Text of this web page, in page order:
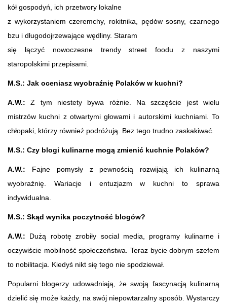
kół gospodyń, ich przetwory lokalne
z wykorzystaniem czeremchy, rokitnika, pędów sosny, czarnego
bzu i długodojrzewające wędliny. Staram
się łączyć nowoczesne trendy street foodu z naszymi
staropolskimi przepisami.
M.S.: Jak oceniasz wyobraźnię Polaków w kuchni?
A.W.: Z tym niestety bywa różnie. Na szczęście jest wielu
mistrzów kuchni z otwartymi głowami i autorskimi kuchniami. To
chłopaki, którzy również podróżują. Bez tego trudno zaskakiwać.
M.S.: Czy blogi kulinarne mogą zmienić kuchnie Polaków?
A.W.: Fajne pomysły z pewnością rozwijają ich kulinarną
wyobraźnię. Wariacje i entuzjazm w kuchni to sprawa
indywidualna.
M.S.: Skąd wynika poczytność blogów?
A.W.: Dużą robotę zrobiły social media, programy kulinarne i
oczywiście mobilność społeczeństwa. Teraz bycie dobrym szefem
to nobilitacja. Kiedyś nikt się tego nie spodziewał.
Popularni blogerzy udowadniają, że swoją fascynacją kulinarną
dzielić się może każdy, na swój niepowtarzalny sposób. Wystarczy